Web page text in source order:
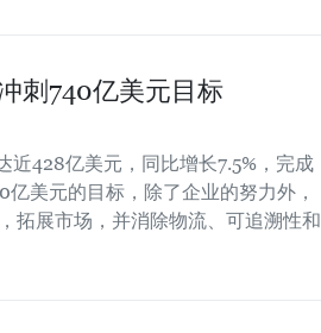
刺740亿美元目标
近428亿美元，同比增长7.5%，完成
美元的目标，除了企业的努力外，
拓展市场，并消除物流、可追溯性和